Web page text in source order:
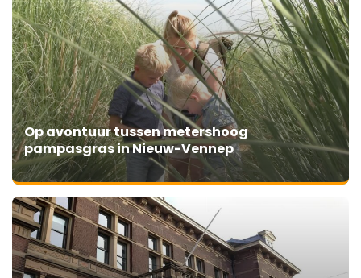
Op avontuur tussen metershoog
pampasgras in Nieuw-Vennep